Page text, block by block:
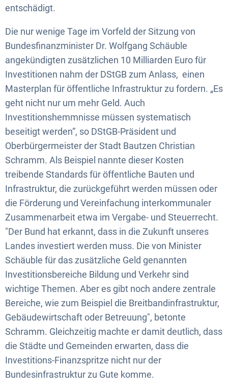
entschädigt.
Die nur wenige Tage im Vorfeld der Sitzung von
Bundesfinanzminister Dr. Wolfgang Schäuble
angekündigten zusätzlichen 10 Milliarden Euro für
Investitionen nahm der DStGB zum Anlass, einen
Masterplan für öffentliche Infrastruktur zu fordern. „Es
geht nicht nur um mehr Geld. Auch
Investitionshemmnisse müssen systematisch
beseitigt werden“, so DStGB-Präsident und
Oberbürgermeister der Stadt Bautzen Christian
Schramm. Als Beispiel nannte dieser Kosten
treibende Standards für öffentliche Bauten und
Infrastruktur, die zurückgeführt werden müssen oder
die Förderung und Vereinfachung interkommunaler
Zusammenarbeit etwa im Vergabe- und Steuerrecht.
"Der Bund hat erkannt, dass in die Zukunft unseres
Landes investiert werden muss. Die von Minister
Schäuble für das zusätzliche Geld genannten
Investitionsbereiche Bildung und Verkehr sind
wichtige Themen. Aber es gibt noch andere zentrale
Bereiche, wie zum Beispiel die Breitbandinfrastruktur,
Gebäudewirtschaft oder Betreuung", betonte
Schramm. Gleichzeitig machte er damit deutlich, dass
die Städte und Gemeinden erwarten, dass die
Investitions-Finanzspritze nicht nur der
Bundesinfrastruktur zu Gute komme.